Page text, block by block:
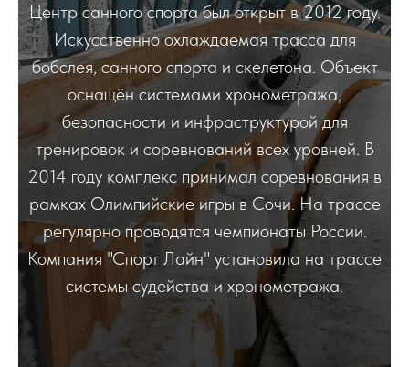
Центр санного спорта был открыт в 2012 году.
Искусственно охлаждаемая трасса для
бобслея, санного спорта и скелетона. Объект
оснащён системами хронометража,
безопасности и инфраструктурой для
тренировок и соревнований всех уровней. В
2014 году комплекс принимал соревнования в
рамках Олимпийские игры в Сочи. На трассе
регулярно проводятся чемпионаты России.
Компания "Спорт Лайн" установила на трассе
системы судейства и хронометража.